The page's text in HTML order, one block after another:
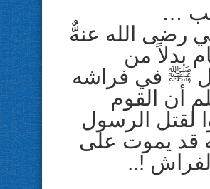
…
رضى الله عنهٌّ
بدلاً من
ﷺ في فراشه
أن القوم
لقتل الرسول
قد يموت على
!..